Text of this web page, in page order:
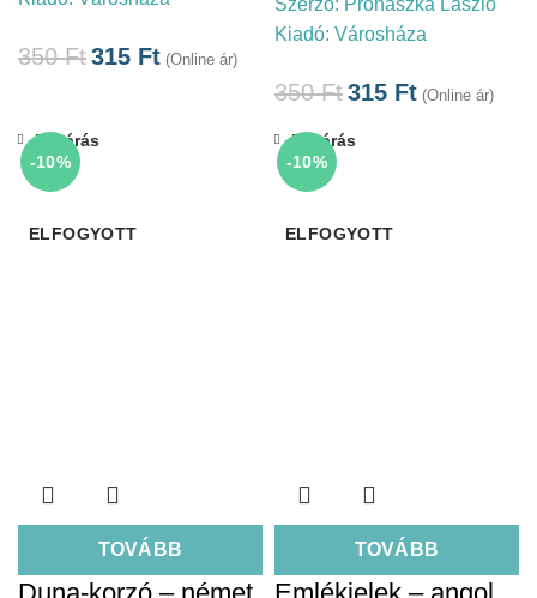
350Ft315 Ft (Online ár)
Kiadó: Városháza
350Ft315 Ft (Online ár)
-10%
ELFOGYOTT
TOVÁBB
Bezárás
-10%
ELFOGYOTT
TOVÁBB
Bezárás